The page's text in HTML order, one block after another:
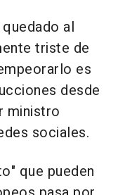
al
triste de
es
desde
ministro
sociales.
que pueden